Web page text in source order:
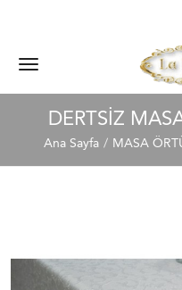
DERTSIZ
Ana Sayfa MASA